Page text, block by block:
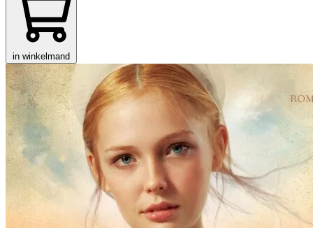
in winkelmand